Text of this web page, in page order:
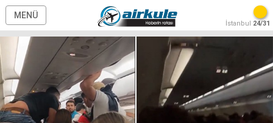
MENÜ
İstanbul 24/31